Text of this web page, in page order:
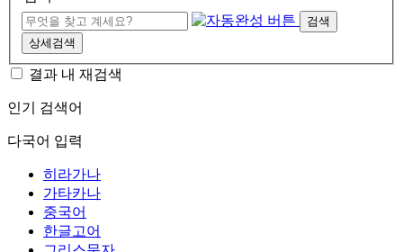
검색
상세검색
결과 내 재검색
인기 검색어
다국어 입력
히라가나
가타카나
중국어
한글고어